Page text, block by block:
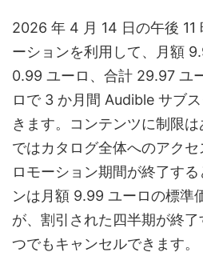
2026 年 4 月 14 日の午後 11
ーションを利用して、月額
0.99 ユーロ、合計 29.97 ユ
ロで 3 か月間 Audible サブ
きます。コンテンツに制限
ではカタログ全体へのアク
ロモーション期間が終了す
ンは月額 9.99 ユーロの標準
が、割引された四半期が終
つでもキャンセルできます。